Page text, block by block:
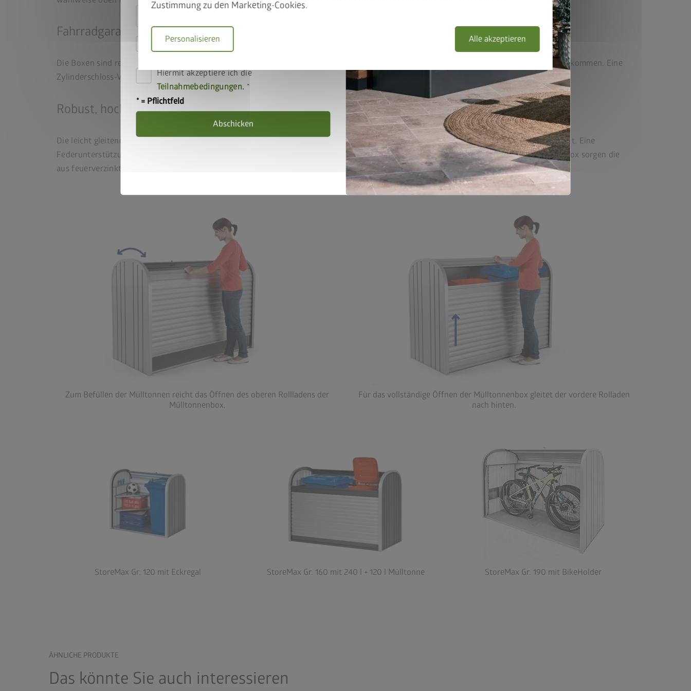
Zustimmung zu den Marketing-Cookies.
Alle akzeptieren
Personalisieren
Fahrradgarage sicher verstaut
Die Boxen sind regenwasserdicht, sodass Fahrräder, Mopeds, Rasenmäher und andere Geräte trocken und unbeschadet durch den Winter kommen. Eine
Zylinderschloss-Verriegelung sichert den Inhalt zudem vor unbefugtem Zugriff.
Robust, hochwertig und witterungsresistent
Die leicht gleitenden Rollläden aus beschichtetem Aluminium können weder rosten noch verwittern und bleiben so dauerhaft einsatzbereit. Eine
Federunterstützung macht die Bedienung der beiden Rollläden zum Kinderspiel. Für die nötige Stabilität und Robustheit der Mülltonnenbox sorgen die
aus feuerverzinktem, polyamid-einbrennlackiertem Profilstahl gefertigten Rück- und Seitenwände.
Zum Befüllen der Mülltonnen reicht das Öffnen des oberen Rollladens der
Mülltonnenbox.
Für das vollständige Öffnen der Mülltonnenbox gleitet der vordere Rolladen
nach hinten.
StoreMax Gr. 120 mit Eckregal StoreMax Gr. 160 mit 240 l + 120 l Mülltonne StoreMax Gr. 190 mit BikeHolder
ÄHNLICHE PRODUKTE
Das könnte Sie auch interessieren
Hiermit akzeptiere ich
dieDatenschutzbestimmungen
Hiermit akzeptiere ich die
Teilnahmebedingungen.
* = Pflichtfeld
Abschicken